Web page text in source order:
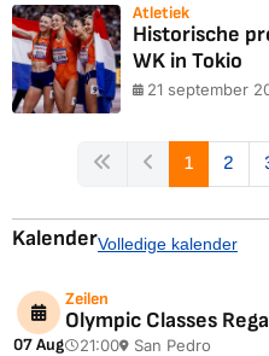
Atletiek
Historische
WK in Tokio
21 september
1 2
KalenderVolledige kalender
07 Aug
Zeilen
Olympic Classes
21:00 San Pedro